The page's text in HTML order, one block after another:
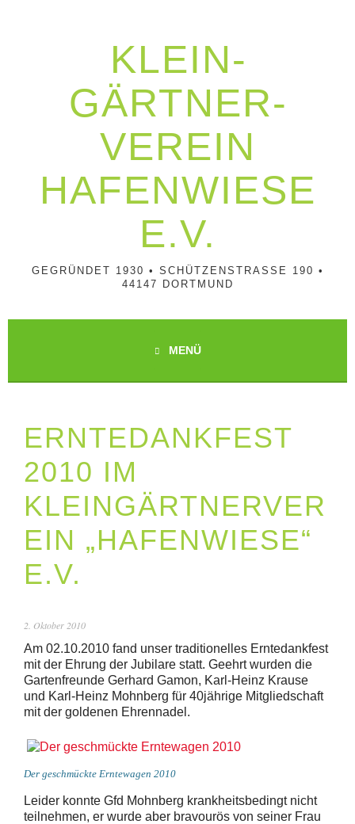
KLEIN­
GÄRTNER­
VEREIN
HAFENWIESE
E.V.
GEGRÜNDET 1930 • SCHÜTZENSTRASSE 190 • 4
4147 DORTMUND
MENÜ
ERNTEDANKFEST
2010 IM
KLEINGÄRTNERVER
EIN „HAFENWIESE“
E.V.
2. Oktober 2010
Am 02.10.2010 fand unser traditionelles Erntedankfest
mit der Ehrung der Jubilare statt. Geehrt wurden die
Gartenfreunde Gerhard Gamon, Karl-Heinz Krause
und Karl-Heinz Mohnberg für 40jährige Mitgliedschaft
mit der goldenen Ehrennadel.
Der geschmückte Erntewagen 2010
Leider konnte Gfd Mohnberg krankheitsbedingt nicht
teilnehmen, er wurde aber bravourös von seiner Frau